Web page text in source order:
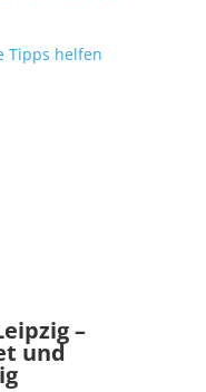
Tipps helfen
–
und